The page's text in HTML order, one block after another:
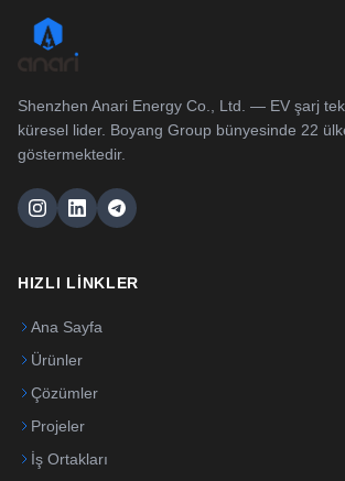
Shenzhen Anari Energy Co., Ltd. — EV şarj
küresel lider. Boyang Group bünyesinde 22
göstermektedir.
HIZLI LINKLER
Ana Sayfa
Ürünler
Çözümler
Projeler
İş Ortakları